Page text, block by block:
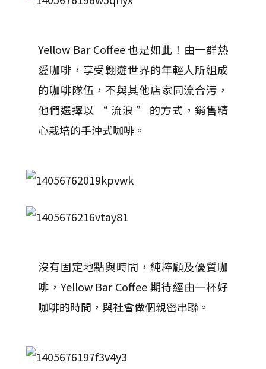
Yellow Bar Coffee 也是如此！由一群熱
愛咖啡，享受翺遊世界的年輕人所組成
的咖啡隊伍，不與其他店家同流合污，
他們選擇以 “ 流浪 ” 的方式，銷售精
心栽培的手沖式咖啡。
沒有固定地點與時間，純粹顧及優質咖
啡，Yellow Bar Coffee 期待經由一杯好
咖啡的時間，與社會做個親密串聯。